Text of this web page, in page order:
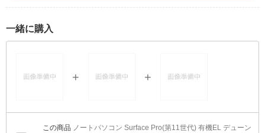
一緒に購入
ノートパソコン Surface Pro(第11世代) 有機EL デューン